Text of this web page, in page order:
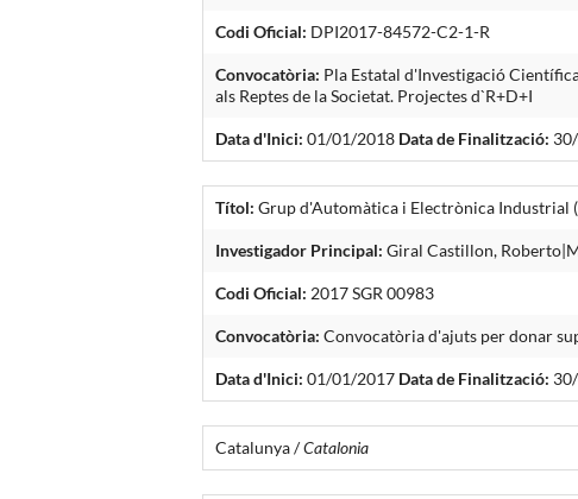
Codi Oficial: DPI2017-84572-C2-1-R
Convocatòria: Pla Estatal d'Investigació
als Reptes de la Societat. Projectes d`R+D+I
Data d'Inici: 01/01/2018 Data de Finalització:
Títol: Grup d'Automàtica i Electrònica Industrial
Investigador Principal: Giral Castillon,
Codi Oficial: 2017 SGR 00983
Convocatòria: Convocatòria d'ajuts per donar
Data d'Inici: 01/01/2017 Data de Finalització:
Catalunya /Catalonia